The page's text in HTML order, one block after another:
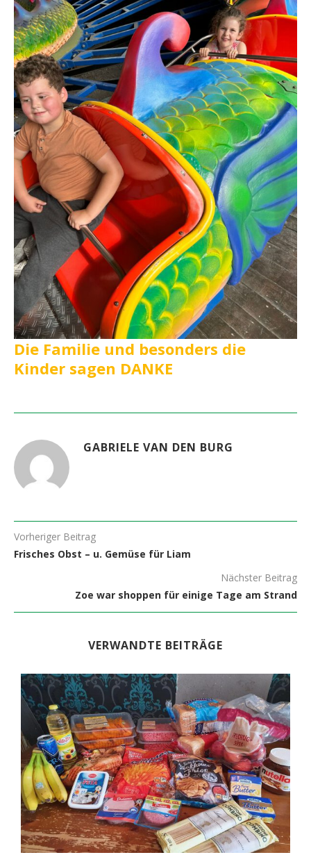
Die Familie und besonders die
Kinder sagen DANKE
GABRIELE VAN DEN BURG
Vorheriger Beitrag
Frisches Obst – u. Gemüse für Liam
Nächster Beitrag
Zoe war shoppen für einige Tage am Strand
VERWANDTE BEITRÄGE